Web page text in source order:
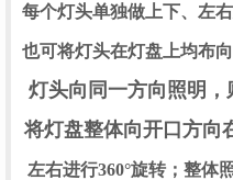
每个灯头单独做上下、左
也可将灯头在灯盘上均布
灯头向同一方向照明
将灯盘整体向开口方向
左右进行360°旋转；整体